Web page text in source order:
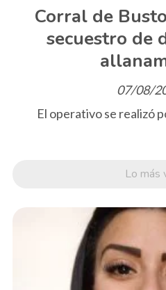
Corral de
secuestro de
07/08/
El operativo se realizó
Lo más